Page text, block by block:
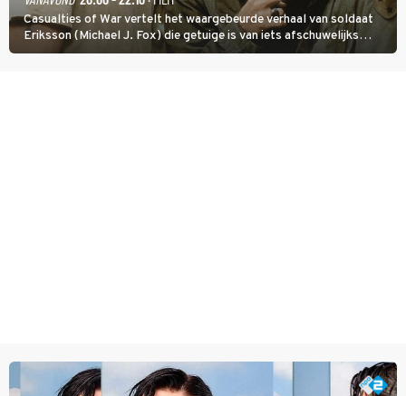
Casualties of War vertelt het waargebeurde verhaal van soldaat
Eriksson (Michael J. Fox) die getuige is van iets afschuwelijks
tijdens de Vietnamoorlog. Hij besluit uit de school te klappen.